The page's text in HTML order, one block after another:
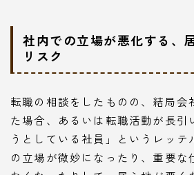
社内での立場が悪化する、
リスク
転職の相談をしたものの、結局会
た場合、あるいは転職活動が長引
うとしている社員」というレッテ
の立場が微妙になったり、重要な